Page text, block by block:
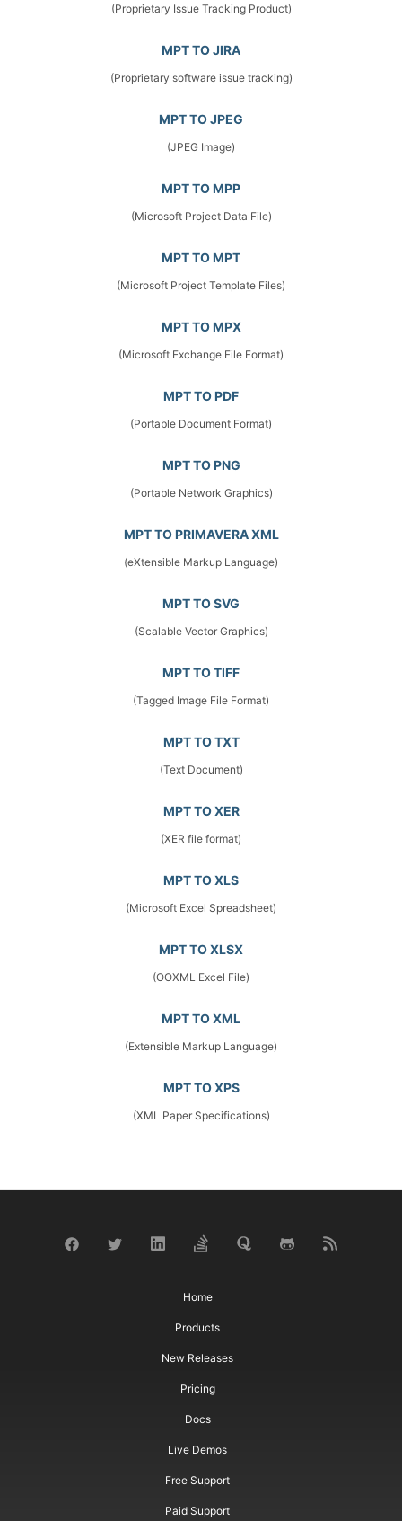
(Proprietary Issue Tracking Product)
MPT TO JIRA
(Proprietary software issue tracking)
MPT TO JPEG
(JPEG Image)
MPT TO MPP
(Microsoft Project Data File)
MPT TO MPT
(Microsoft Project Template Files)
MPT TO MPX
(Microsoft Exchange File Format)
MPT TO PDF
(Portable Document Format)
MPT TO PNG
(Portable Network Graphics)
MPT TO PRIMAVERA XML
(eXtensible Markup Language)
MPT TO SVG
(Scalable Vector Graphics)
MPT TO TIFF
(Tagged Image File Format)
MPT TO TXT
(Text Document)
MPT TO XER
(XER file format)
MPT TO XLS
(Microsoft Excel Spreadsheet)
MPT TO XLSX
(OOXML Excel File)
MPT TO XML
(Extensible Markup Language)
MPT TO XPS
(XML Paper Specifications)
Home
Products
New Releases
Pricing
Docs
Live Demos
Free Support
Paid Support